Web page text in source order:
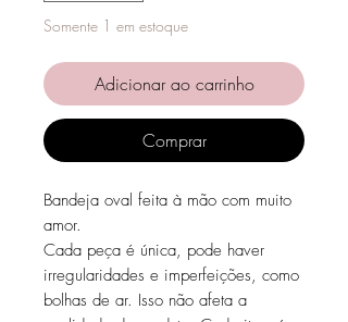
Somente 1 em estoque
Adicionar ao carrinho
Comprar
Bandeja oval feita à mão com muito
amor.
Cada peça é única, pode haver
irregularidades e imperfeições, como
bolhas de ar. Isso não afeta a